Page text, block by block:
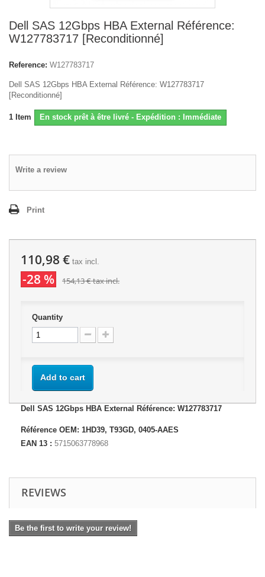
Dell SAS 12Gbps HBA External Référence:
W127783717 [Reconditionné]
Reference: W127783717
Dell SAS 12Gbps HBA External Référence: W127783717
[Reconditionné]
1 Item En stock prêt à être livré - Expédition : Immédiate
Write a review
Print
110,98 € tax incl.
-28 % 154,13 €tax incl.
Quantity
Add to cart
Dell SAS 12Gbps HBA External Référence: W127783717
Référence OEM: 1HD39, T93GD, 0405-AAES
EAN 13 : 5715063778968
REVIEWS
Be the first to write your review!